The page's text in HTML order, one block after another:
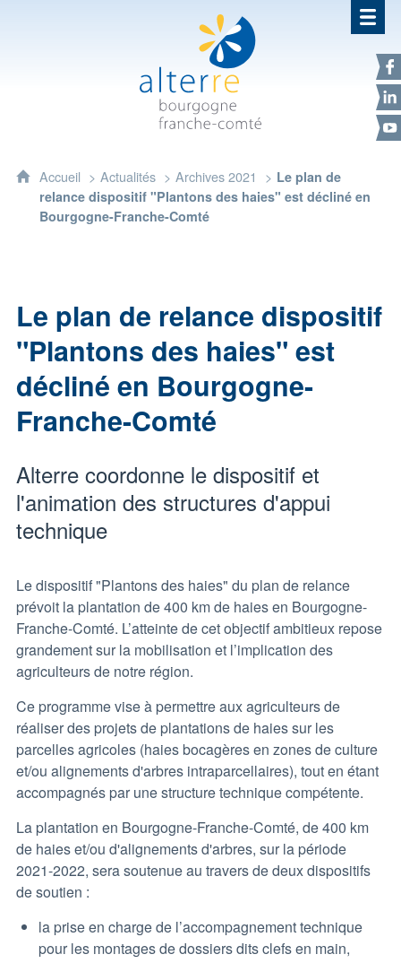
Alterre Bourgogne Franche-
Accueil Actualités Archives 2021
Le plan de
relance dispositif "Plantons des haies" est décliné en
Bourgogne-Franche-Comté
Le plan de relance dispositif
"Plantons des haies" est
décliné en Bourgogne-
Franche-Comté
Alterre coordonne le dispositif et
l'animation des structures d'appui
technique
Le dispositif "Plantons des haies" du plan de relance
prévoit la plantation de 400 km de haies en Bourgogne-
Franche-Comté. L’atteinte de cet objectif ambitieux repose
grandement sur la mobilisation et l’implication des
agriculteurs de notre région.
Ce programme vise à permettre aux agriculteurs de
réaliser des projets de plantations de haies sur les
parcelles agricoles (haies bocagères en zones de culture
et/ou alignements d'arbres intraparcellaires), tout en étant
accompagnés par une structure technique compétente.
La plantation en Bourgogne-Franche-Comté, de 400 km
de haies et/ou d'alignements d'arbres, sur la période
2021-2022, sera soutenue au travers de deux dispositifs
de soutien :
la prise en charge de l’accompagnement technique
pour les montages de dossiers dits clefs en main,